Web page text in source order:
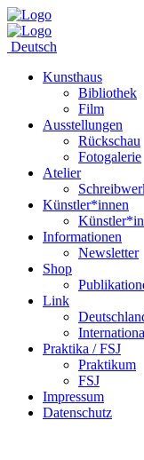
Deutsch
Kunsthaus
Bibliothek
Film
Ausstellungen
Rückschau
Fotogalerie
Atelier
Künstler*innen
Informationen
Newsletter
Shop
Link
Praktika / FSJ
Praktikum
FSJ
Impressum
Datenschutz